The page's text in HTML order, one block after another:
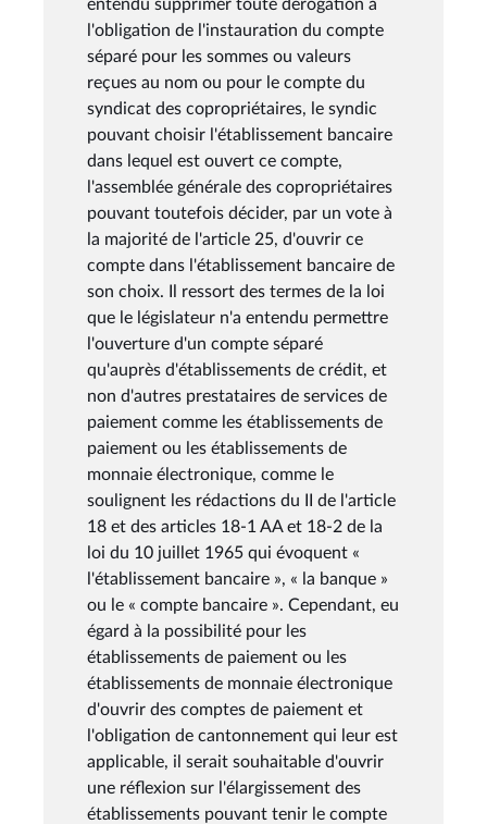
entendu supprimer toute dérogation à
l'obligation de l'instauration du compte
séparé pour les sommes ou valeurs
reçues au nom ou pour le compte du
syndicat des copropriétaires, le syndic
pouvant choisir l'établissement bancaire
dans lequel est ouvert ce compte,
l'assemblée générale des copropriétaires
pouvant toutefois décider, par un vote à
la majorité de l'article 25, d'ouvrir ce
compte dans l'établissement bancaire de
son choix. Il ressort des termes de la loi
que le législateur n'a entendu permettre
l'ouverture d'un compte séparé
qu'auprès d'établissements de crédit, et
non d'autres prestataires de services de
paiement comme les établissements de
paiement ou les établissements de
monnaie électronique, comme le
soulignent les rédactions du II de l'article
18 et des articles 18-1 AA et 18-2 de la
loi du 10 juillet 1965 qui évoquent «
l'établissement bancaire », « la banque »
ou le « compte bancaire ». Cependant, eu
égard à la possibilité pour les
établissements de paiement ou les
établissements de monnaie électronique
d'ouvrir des comptes de paiement et
l'obligation de cantonnement qui leur est
applicable, il serait souhaitable d'ouvrir
une réflexion sur l'élargissement des
établissements pouvant tenir le compte